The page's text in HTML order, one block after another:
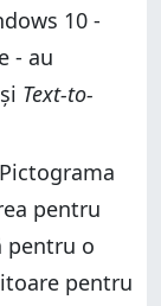
10 -
- au
și Text-to-
pentru
pentru o
pentru